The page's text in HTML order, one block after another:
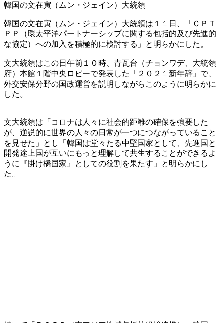
韓国の文在寅（ムン・ジェイン）大統領
韓国の文在寅（ムン・ジェイン）大統領は１１日、「ＣＰＴ
ＰＰ（環太平洋パートナーシップに関する包括的及び先進的
な協定）への加入を積極的に検討する」と明らかにした。
文大統領はこの日午前１０時、青瓦台（チョンワデ、大統領
府）本館１階中央ロビーで発表した「２０２１新年辞」で、
外交安保分野の国政運営を説明しながらこのように明らかに
した。
文大統領は「コロナは人々に社会的距離の確保を強要した
が、逆説的に世界の人々の日常が一つにつながっていること
を見せた」とし「韓国は堂々たる中堅国家として、先進国と
開発途上国が互いにもっと理解して共生することができるよ
うに『掛け橋国家』としての役割を果たす」と明らかにし
た。